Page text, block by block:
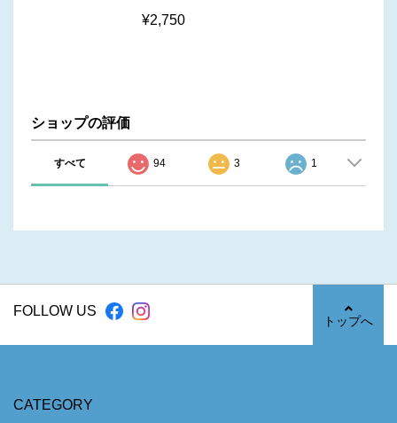
¥2,750
ショップの評価
すべて 94 3 1
FOLLOW US
トップへ
CATEGORY